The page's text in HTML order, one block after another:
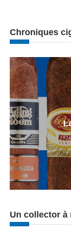
Chroniques
Un collector à